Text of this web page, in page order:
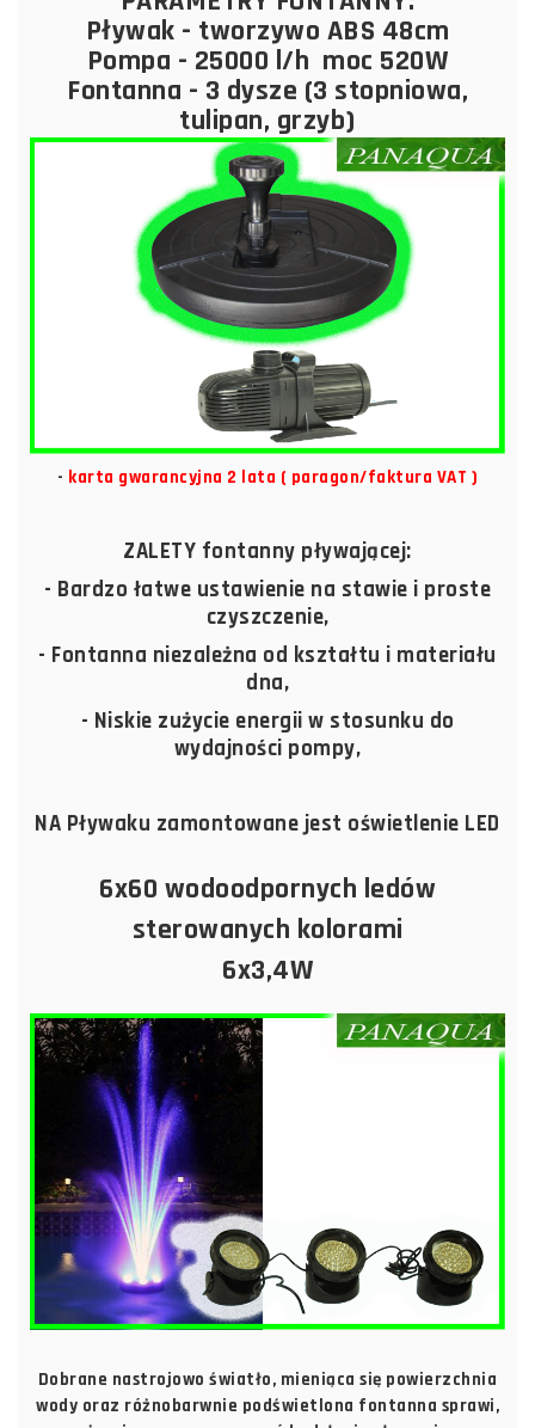
Pływak - tworzywo ABS 48cm
Pompa - 25000 l/h moc 520W
Fontanna - 3 dysze (3 stopniowa,
tulipan, grzyb)
- karta gwarancyjna 2 lata ( paragon/faktura VAT )
ZALETY fontanny pływającej:
- Bardzo łatwe ustawienie na stawie i proste
czyszczenie,
- Fontanna niezależna od kształtu i materiału
dna,
- Niskie zużycie energii w stosunku do
wydajności pompy,
NA Pływaku zamontowane jest oświetlenie LED
6x60 wodoodpornych ledów
sterowanych kolorami
6x3,4W
Dobrane nastrojowo światło, mieniąca się powierzchnia
wody oraz różnobarwnie podświetlona fontanna sprawi,